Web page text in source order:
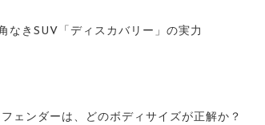
なきSUV「ディスカバリー」の実力
ェンダーは、どのボディサイズが正解か？